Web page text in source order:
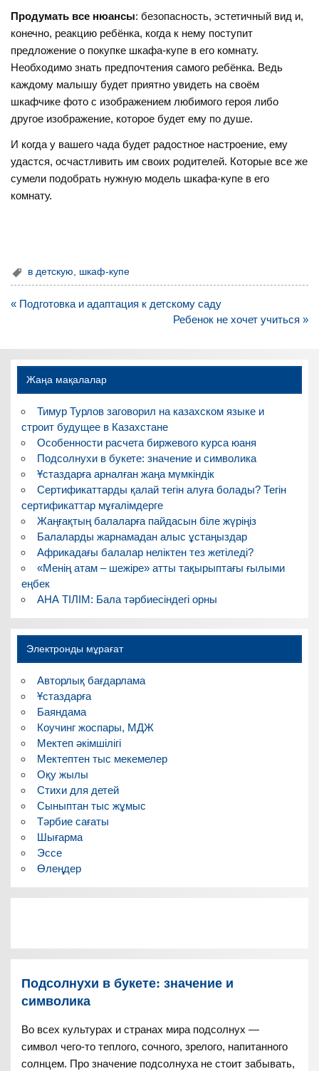
Продумать все нюансы: безопасность, эстетичный вид и,
конечно, реакцию ребёнка, когда к нему поступит
предложение о покупке шкафа-купе в его комнату.
Необходимо знать предпочтения самого ребёнка. Ведь
каждому малышу будет приятно увидеть на своём
шкафчике фото с изображением любимого героя либо
другое изображение, которое будет ему по душе.
И когда у вашего чада будет радостное настроение, ему
удастся, осчастливить им своих родителей. Которые все же
сумели подобрать нужную модель шкафа-купе в его
комнату.
в детскую шкаф-купе
Навигация
« Подготовка и адаптация к детскому саду
Ребенок не хочет учиться »
Жаңа мақалалар
Тимур Турлов заговорил на казахском языке и
строит будущее в Казахстане
Особенности расчета биржевого курса юаня
Подсолнухи в букете: значение и символика
Ұстаздарға арналған жаңа мүмкіндік
Сертификаттарды қалай тегін алуға болады? Тегін
сертификаттар мұғалімдерге
Жаңғақтың балаларға пайдасын біле жүріңіз
Балаларды жарнамадан алыс ұстаңыздар
Африкадағы балалар неліктен тез жетіледі?
«Менің атам – шежіре» атты тақырыптағы ғылыми
еңбек
АНА ТІЛІМ: Бала тәрбиесіндегі орны
Электронды мұрағат
Авторлық бағдарлама
Ұстаздарға
Баяндама
Коучинг жоспары, МДЖ
Мектеп әкімшілігі
Мектептен тыс мекемелер
Оқу жылы
Стихи для детей
Сыныптан тыс жұмыс
Тәрбие сағаты
Шығарма
Эссе
Өлеңдер
Подсолнухи в букете: значение и
символика
Во всех культурах и странах мира подсолнух —
символ чего-то теплого, сочного, зрелого, напитанного
солнцем. Про значение подсолнуха не стоит забывать,